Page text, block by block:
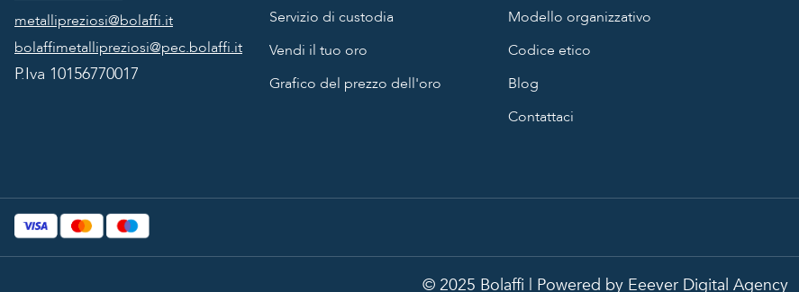
metallipreziosi@bolaffi.it
bolaffimetallipreziosi@pec.bolaffi.it
P.Iva 10156770017
Servizio di custodia
Vendi il tuo oro
Grafico del prezzo dell'oro
Modello organizzativo
Codice etico
Blog
Contattaci
© 2025 Bolaffi | Powered by Eeever Digital Agency